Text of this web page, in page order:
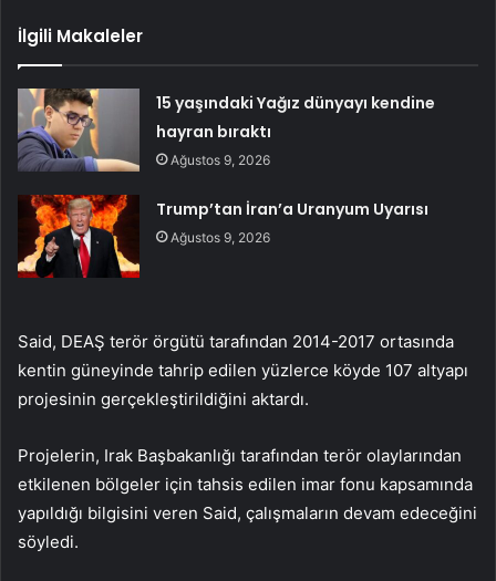
İlgili Makaleler
15 yaşındaki Yağız dünyayı kendine
hayran bıraktı
Ağustos 9, 2026
Trump’tan İran’a Uranyum Uyarısı
Ağustos 9, 2026
Said, DEAŞ terör örgütü tarafından 2014-2017 ortasında
kentin güneyinde tahrip edilen yüzlerce köyde 107 altyapı
projesinin gerçekleştirildiğini aktardı.
Projelerin, Irak Başbakanlığı tarafından terör olaylarından
etkilenen bölgeler için tahsis edilen imar fonu kapsamında
yapıldığı bilgisini veren Said, çalışmaların devam edeceğini
söyledi.